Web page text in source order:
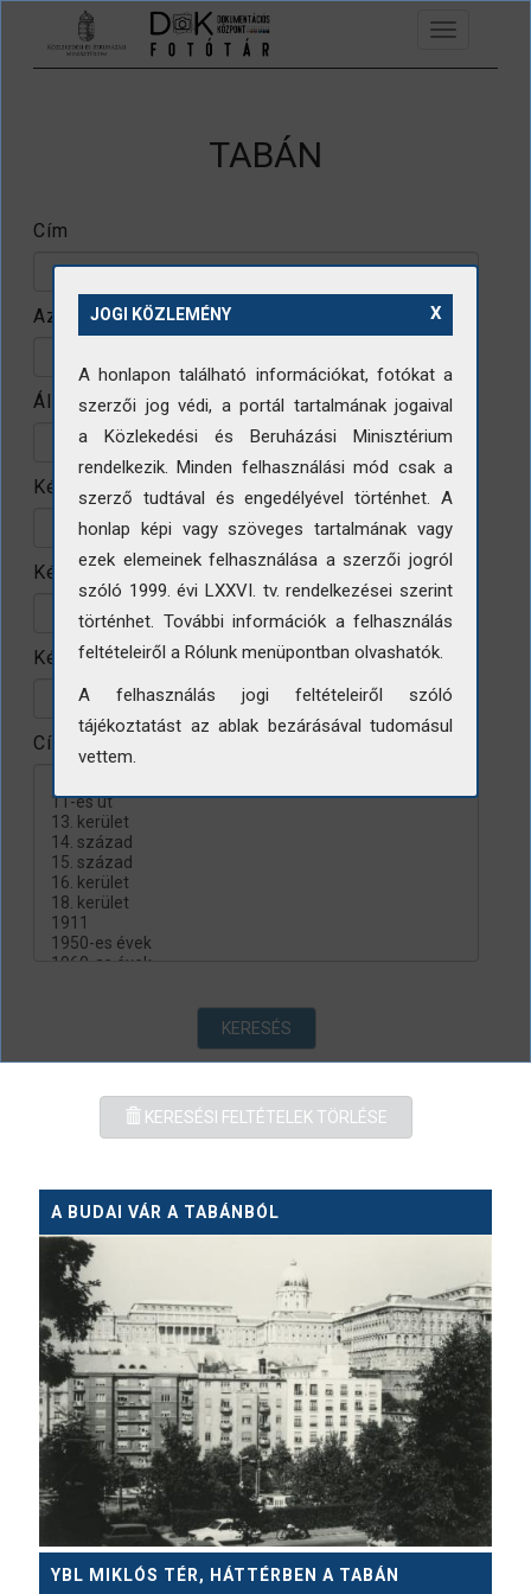
Ugrás a tartalomra
Toggle
navigation
TABÁN
Cím
Azonosító
Állomány
Készítő
Készítés helye
Készítés évtizede
Címke
KERESÉS
KERESÉSI FELTÉTELEK TÖRLÉSE
A BUDAI VÁR A TABÁNBÓL
YBL MIKLÓS TÉR, HÁTTÉRBEN A TABÁN
X
JOGI KÖZLEMÉNY
A honlapon található információkat, fotókat a
szerzői jog védi, a portál tartalmának jogaival
a Közlekedési és Beruházási Minisztérium
rendelkezik. Minden felhasználási mód csak a
szerző tudtával és engedélyével történhet. A
honlap képi vagy szöveges tartalmának vagy
ezek elemeinek felhasználása a szerzői jogról
szóló 1999. évi LXXVI. tv. rendelkezései szerint
történhet. További információk a felhasználás
feltételeiről a Rólunk menüpontban olvashatók.
A felhasználás jogi feltételeiről szóló
tájékoztatást az ablak bezárásával tudomásul
vettem.